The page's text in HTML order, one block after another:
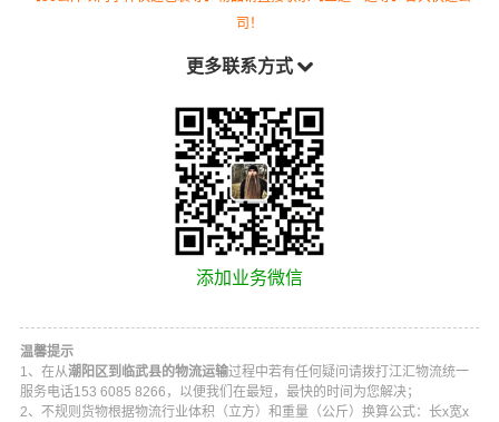
司！
更多联系方式
添加业务微信
温馨提示
1、在从潮阳区到临武县的物流运输过程中若有任何疑问请拨打 江汇物流统一
服务电话153 6085 8266 ，以便我们在最短，最快的时间为您解决；
2、不规则货物根据物流行业体积（立方）和重量（公斤）换算公式：长x宽x